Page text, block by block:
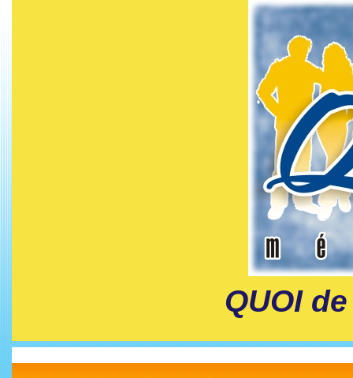
QUOI